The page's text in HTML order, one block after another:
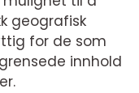
geografisk
for de som
innhold